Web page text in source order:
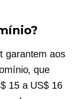
garantem aos
que
15 a US$ 16